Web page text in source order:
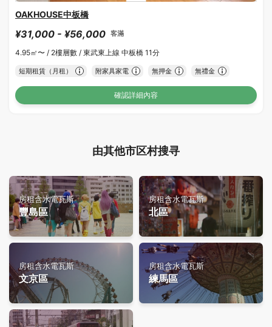
OAKHOUSE中板橋
¥31,000 - ¥56,000 客滿
4.95㎡〜 / 2樓層數 / 東武東上線 中板橋 11分
短期租賃（月租） 附家具家電 無押金 無禮金
確認詳細內容
由其他市区村搜寻
房租含水電瓦斯
豐島區
房租含水電瓦斯
北區
房租含水電瓦斯
文京區
房租含水電瓦斯
練馬區